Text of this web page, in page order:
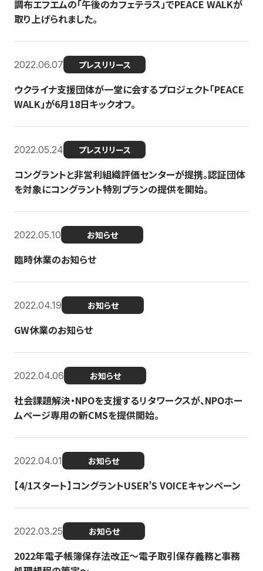
調布エフエムの「午後のカフェテラス」でPEACE WALKが
取り上げられました。
2022.06.07 プレスリリース
ウクライナ支援団体が一堂に会するプロジェクト「PEACE
WALK」が6月18日キックオフ。
2022.05.24 プレスリリース
コングラントと非営利組織評価センターが提携。認証団体
を対象にコングラント特別プランの提供を開始。
2022.05.10 お知らせ
臨時休業のお知らせ
2022.04.19 お知らせ
GW休業のお知らせ
2022.04.06 お知らせ
社会課題解決・NPOを支援するリタワークスが、NPOホー
ムページ専用の新CMSを提供開始。
2022.04.01 お知らせ
【4/1スタート】コングラントUSER’S VOICEキャンペーン
2022.03.25 お知らせ
2022年電子帳簿保存法改正～電子取引保存義務と事務